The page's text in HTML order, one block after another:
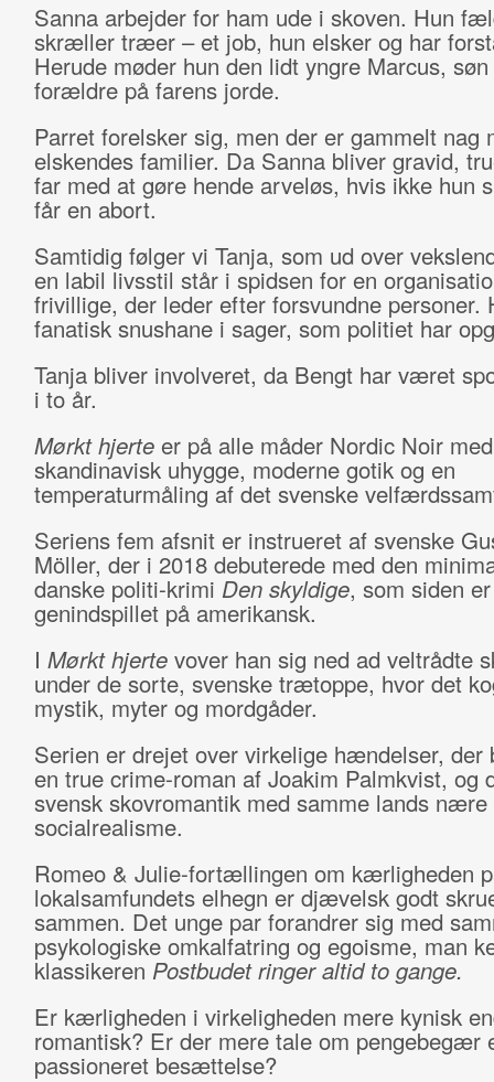
Sanna arbejder for ham ude i skoven. Hun
skræller træer – et job, hun elsker og har
Herude møder hun den lidt yngre Marcus,
forældre på farens jorde.
Parret forelsker sig, men der er gammelt nag
elskendes familier. Da Sanna bliver gravid,
far med at gøre hende arveløs, hvis ikke hun
får en abort.
Samtidig følger vi Tanja, som ud over
en labil livsstil står i spidsen for en
frivillige, der leder efter forsvundne personer.
fanatisk snushane i sager, som politiet har
Tanja bliver involveret, da Bengt har været
i to år.
Mørkt hjerteer på alle måder Nordic Noir med
skandinavisk uhygge, moderne gotik og en
temperaturmåling af det svenske
Seriens fem afsnit er instrueret af svenske
Möller, der i 2018 debuterede med den
danske politi-krimi Den skyldige, som siden er
genindspillet på amerikansk.
I Mørkt hjertevover han sig ned ad veltrådte
under de sorte, svenske trætoppe, hvor det
mystik, myter og mordgåder.
Serien er drejet over virkelige hændelser, der
en true crime-roman af Joakim Palmkvist, og
svensk skovromantik med samme lands nære
socialrealisme.
Romeo & Julie-fortællingen om kærligheden
lokalsamfundets elhegn er djævelsk godt
sammen. Det unge par forandrer sig med
psykologiske omkalfatring og egoisme, man
klassikeren Postbudet ringer altid to gange.
Er kærligheden i virkeligheden mere kynisk
romantisk? Er der mere tale om pengebegær
passioneret besættelse?